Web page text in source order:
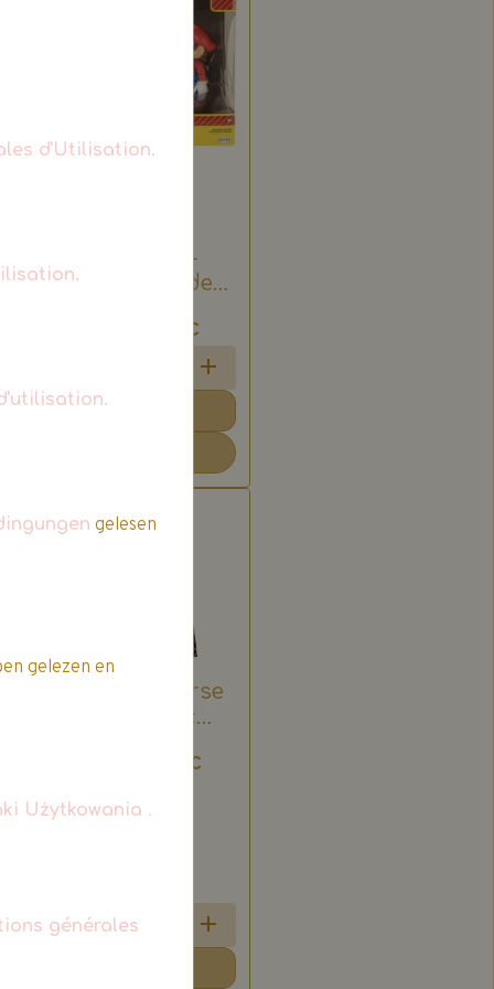
SUPER MARIO -
Coffret bataille de
TTC
Ajouter au panier
Spin Master - Purse
Pets - Mon Sac
TTC
d'Utilisation.
gelesen
gelezen en
Użytkowania .
générales